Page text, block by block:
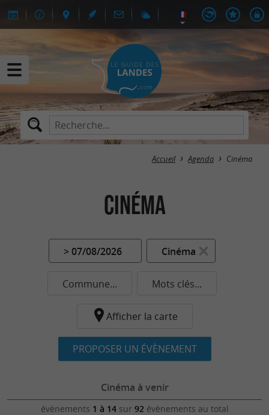
Accueil Agenda Cinéma
Cinéma
> 07/08/2026 Cinéma
Commune... Mots clés...
Afficher la carte
PROPOSER UN ÉVÈNEMENT
Cinéma à venir
évènements 1 à 14sur 92évènements au total